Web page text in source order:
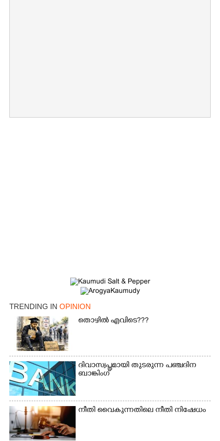
TRENDING IN OPINION
തൊഴിൽ എവിടെ???
ദിവാസ്വപ്നമായി തുടരുന്ന പഞ്ചദിന
ബാങ്കിംഗ്
നീതി വൈകുന്നതിലെ നീതി നിഷേധം